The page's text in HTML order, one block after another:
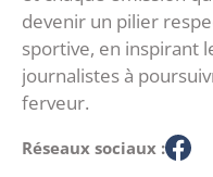
devenir un pilier
sportive, en inspirant
journalistes à
ferveur.
Réseaux sociaux :